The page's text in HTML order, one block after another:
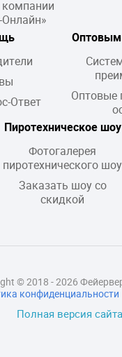
Ответ
Оптовым
Оптовые
Пиротехническое шоу
Фотогалерея
пиротехнического шоу
Заказать шоу со
скидкой
Полная версия сайта
© 2018 - 2026
конфиденциальности